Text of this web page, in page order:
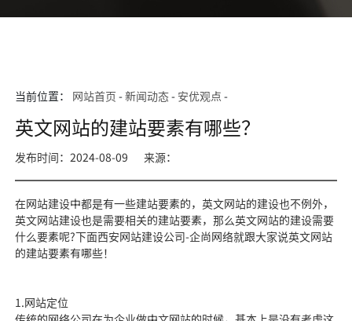
当前位置： 网站首页 -新闻动态- 安优观点 -
英文网站的建站要素有哪些？
发布时间：2024-08-09 来源：
在网站建设中都是有一些建站要素的，英文网站的建设也不例外，
英文网站建设也是需要相关的建站要素，那么英文网站的建设需要
什么要素呢?下面西安网站建设公司-企尚网络就跟大家说英文网站
的建站要素有哪些！
1.网站定位